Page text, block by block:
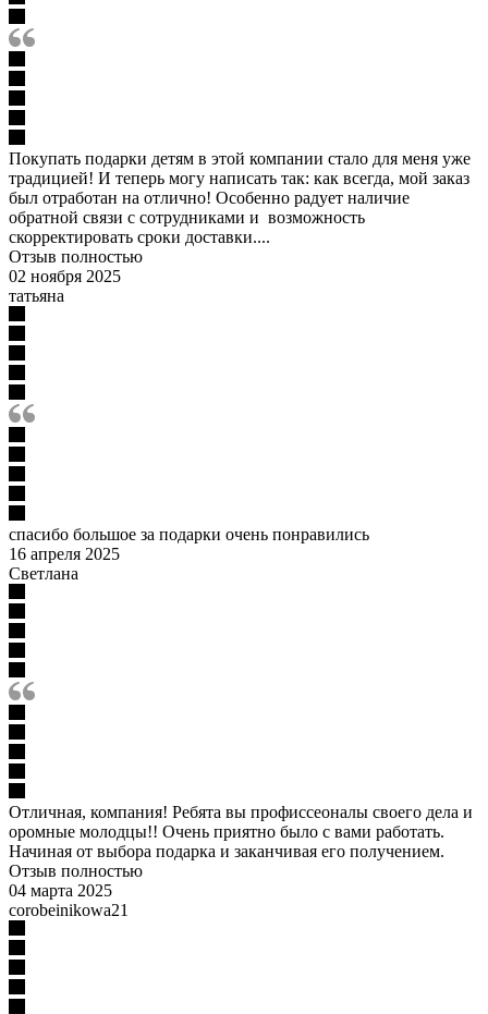
Покупать подарки детям в этой компании стало для меня уже
традицией! И теперь могу написать так: как всегда, мой заказ
был отработан на отлично! Особенно радует наличие
обратной связи с сотрудниками и возможность
скорректировать сроки доставки....
Отзыв полностью
02 ноября 2025
татьяна
спасибо большое за подарки очень понравились
16 апреля 2025
Светлана
Отличная, компания! Ребята вы профиссеоналы своего дела и
оромные молодцы!! Очень приятно было с вами работать.
Начиная от выбора подарка и заканчивая его получением.
Отзыв полностью
04 марта 2025
corobeinikowa21